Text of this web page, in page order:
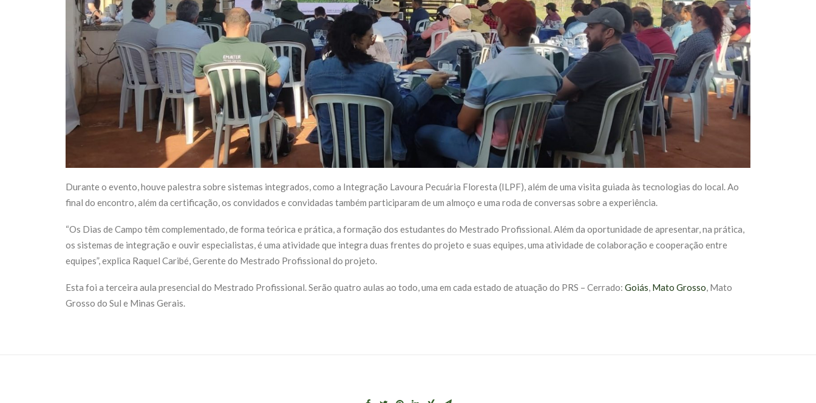
Durante o evento, houve palestra sobre sistemas integrados, como a Integração Lavoura Pecuária Floresta (ILPF), além de uma visita guiada às tecnologias do local. Ao
final do encontro, além da certificação, os convidados e convidadas também participaram de um almoço e uma roda de conversas sobre a experiência.
“Os Dias de Campo têm complementado, de forma teórica e prática, a formação dos estudantes do Mestrado Profissional. Além da oportunidade de apresentar, na prática,
os sistemas de integração e ouvir especialistas, é uma atividade que integra duas frentes do projeto e suas equipes, uma atividade de colaboração e cooperação entre
equipes”, explica Raquel Caribé, Gerente do Mestrado Profissional do projeto.
Esta foi a terceira aula presencial do Mestrado Profissional. Serão quatro aulas ao todo, uma em cada estado de atuação do PRS – Cerrado: Goiás, Mato Grosso, Mato
Grosso do Sul e Minas Gerais.